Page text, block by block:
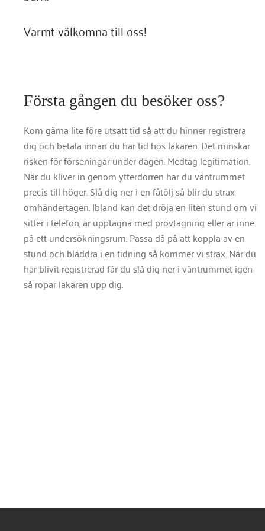
Varmt välkomna till oss!
Första gången du besöker oss?
Kom gärna lite före utsatt tid så att du hinner registrera
dig och betala innan du har tid hos läkaren. Det minskar
risken för förseningar under dagen. Medtag legitimation.
När du kliver in genom ytterdörren har du väntrummet
precis till höger. Slå dig ner i en fåtölj så blir du strax
omhändertagen. Ibland kan det dröja en liten stund om vi
sitter i telefon, är upptagna med provtagning eller är inne
på ett undersökningsrum. Passa då på att koppla av en
stund och bläddra i en tidning så kommer vi strax. När du
har blivit registrerad får du slå dig ner i väntrummet igen
så ropar läkaren upp dig.